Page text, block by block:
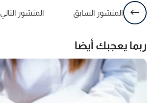
المنشور السابق المنشور التالي
ربما يعجبك أيضا